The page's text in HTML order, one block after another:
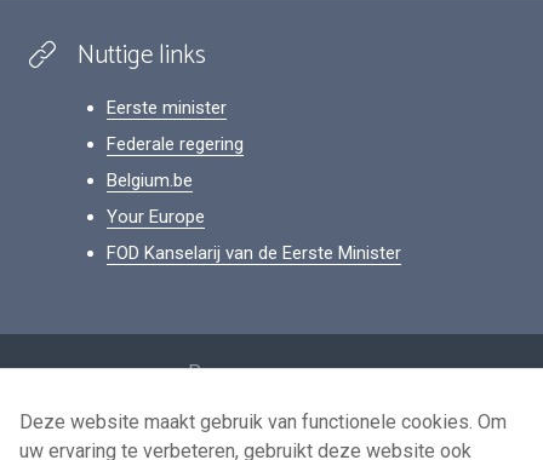
Nuttige links
Eerste minister
Federale regering
Belgium.be
Your Europe
FOD Kanselarij van de Eerste Minister
Persoonsgegevens
Voorwaarden voor het hergebruik
Deze website maakt gebruik van functionele cookies. Om
uw ervaring te verbeteren, gebruikt deze website ook